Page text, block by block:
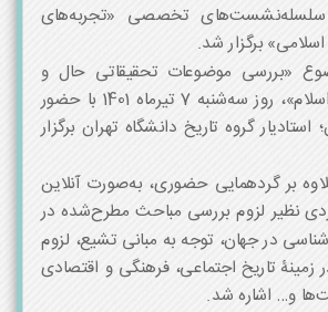
سلسله‌نشست‌های تخصصی «تجربه‌های
برگزار شد.
«بررسی موضوعات تحقیقاتی حال و
آینده در حوزۀ تاریخ اسلام»، روز سه‌شنبه 7 تیرماه 1401 با حضور
استادیار گروه تاریخ دانشگاه تهران برگزار
بر گردهمایی حضوری، به‌صورت آنلاین
نظیر لزوم بررسی مباحث مطرح‌شده در
در جهان، توجه به مبانی تشیع، لزوم
تاریخ اجتماعی، فرهنگی و اقتصادی
و… اشاره شد.